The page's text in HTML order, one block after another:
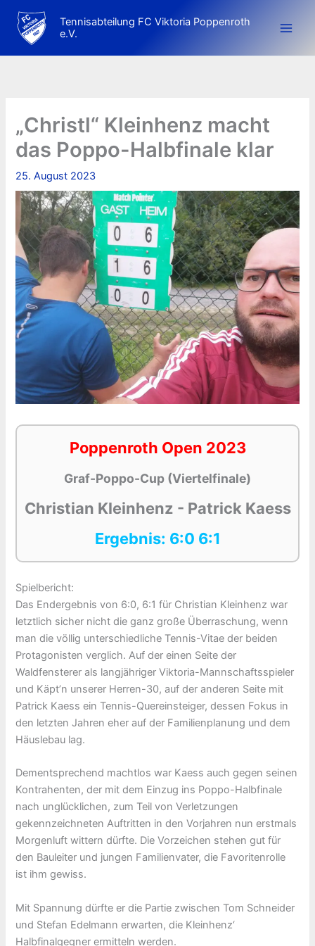
Inhalt
springen
Tennisabteilung FC Viktoria Poppenroth
e.V.
„Christl“ Kleinhenz macht
das Poppo-Halbfinale klar
25. August 2023
Poppenroth Open 2023
Graf-Poppo-Cup (Viertelfinale)
Christian Kleinhenz - Patrick Kaess
Ergebnis: 6:0 6:1
Spielbericht:
Das Endergebnis von 6:0, 6:1 für Christian Kleinhenz war
letztlich sicher nicht die ganz große Überraschung, wenn
man die völlig unterschiedliche Tennis-Vitae der beiden
Protagonisten verglich. Auf der einen Seite der
Waldfensterer als langjähriger Viktoria-Mannschaftsspieler
und Käpt’n unserer Herren-30, auf der anderen Seite mit
Patrick Kaess ein Tennis-Quereinsteiger, dessen Fokus in
den letzten Jahren eher auf der Familienplanung und dem
Häuslebau lag.
Dementsprechend machtlos war Kaess auch gegen seinen
Kontrahenten, der mit dem Einzug ins Poppo-Halbfinale
nach unglücklichen, zum Teil von Verletzungen
gekennzeichneten Auftritten in den Vorjahren nun erstmals
Morgenluft wittern dürfte. Die Vorzeichen stehen gut für
den Bauleiter und jungen Familienvater, die Favoritenrolle
ist ihm gewiss.
Mit Spannung dürfte er die Partie zwischen Tom Schneider
und Stefan Edelmann erwarten, die Kleinhenz‘
Halbfinalgegner ermitteln werden.